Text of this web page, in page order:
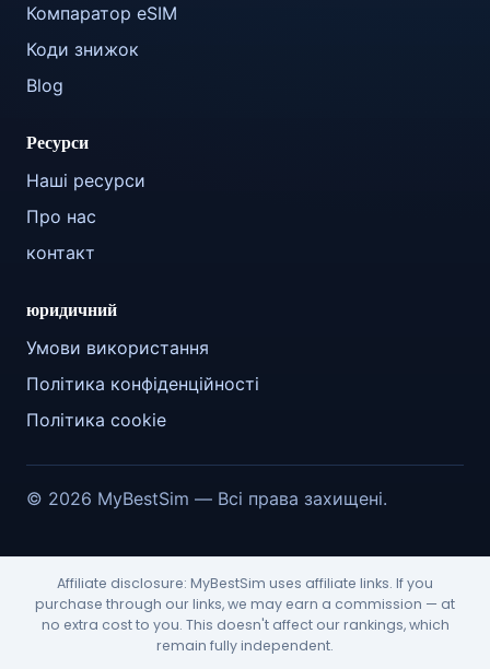
Компаратор eSIM
Коди знижок
Blog
Ресурси
Наші ресурси
Про нас
контакт
юридичний
Умови використання
Політика конфіденційності
Політика cookie
© 2026 MyBestSim — Всі права захищені.
Affiliate disclosure: MyBestSim uses affiliate links. If you
purchase through our links, we may earn a commission — at
no extra cost to you. This doesn't affect our rankings, which
remain fully independent.